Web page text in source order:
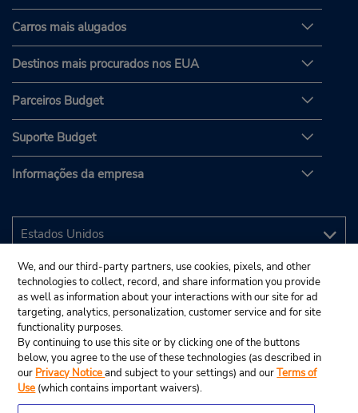
Carros mais alugados
Destinos mais procurados nos EUA
Parceiros Budget
Suporte Budget
Informações da empresa
We, and our third-party partners, use cookies, pixels, and other
technologies to collect, record, and share information you provide
as well as information about your interactions with our site for ad
targeting, analytics, personalization, customer service and for site
functionality purposes.
By continuing to use this site or by clicking one of the buttons
below, you agree to the use of these technologies (as described in
our Privacy Noticeand subject to your settings) and ourTerms of
Use (which contains important waivers).